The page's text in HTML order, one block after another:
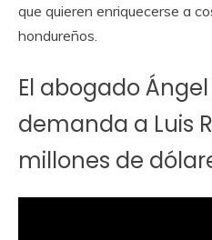
que quieren enriquecerse a
hondureños.
El abogado
demanda a Luis
millones de